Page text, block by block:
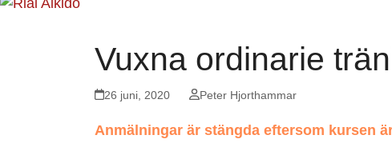
Vuxna ordinarie
26 juni, 2020 Peter Hjorthammar
Anmälningar är stängda eftersom kursen